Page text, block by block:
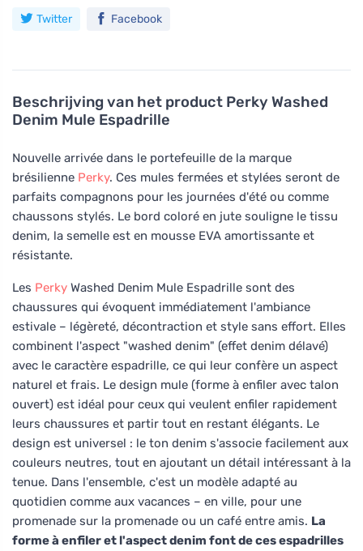
Beschrijving van het product Perky Washed
Denim Mule Espadrille
Nouvelle arrivée dans le portefeuille de la marque
brésilienne Perky. Ces mules fermées et stylées seront de
parfaits compagnons pour les journées d'été ou comme
chaussons stylés. Le bord coloré en jute souligne le tissu
denim, la semelle est en mousse EVA amortissante et
résistante.
Les Perky Washed Denim Mule Espadrille sont des
chaussures qui évoquent immédiatement l'ambiance
estivale – légèreté, décontraction et style sans effort. Elles
combinent l'aspect "washed denim" (effet denim délavé)
avec le caractère espadrille, ce qui leur confère un aspect
naturel et frais. Le design mule (forme à enfiler avec talon
ouvert) est idéal pour ceux qui veulent enfiler rapidement
leurs chaussures et partir tout en restant élégants. Le
design est universel : le ton denim s'associe facilement aux
couleurs neutres, tout en ajoutant un détail intéressant à la
tenue. Dans l'ensemble, c'est un modèle adapté au
quotidien comme aux vacances – en ville, pour une
promenade sur la promenade ou un café entre amis. La
forme à enfiler et l'aspect denim font de ces espadrilles
Twitter Facebook